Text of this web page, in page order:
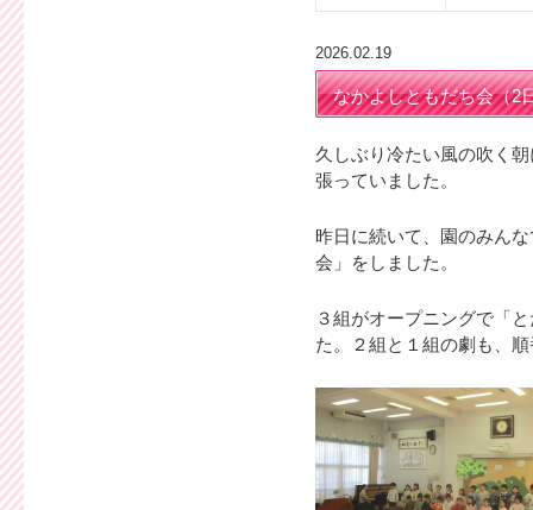
2026.02.19
なかよしともだち会（2
久しぶり冷たい風の吹く
張っていました。
昨日に続いて、園のみん
会」をしました。
３組がオープニングで「
た。２組と１組の劇も、